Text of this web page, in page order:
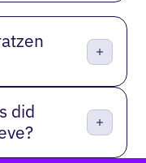
did